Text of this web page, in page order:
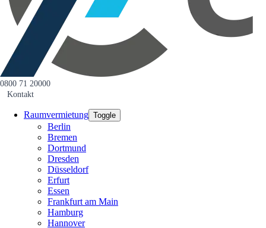
0800 71 20000
Kontakt
Raumvermietung Toggle
Berlin
Bremen
Dortmund
Dresden
Düsseldorf
Erfurt
Essen
Frankfurt am Main
Hamburg
Hannover